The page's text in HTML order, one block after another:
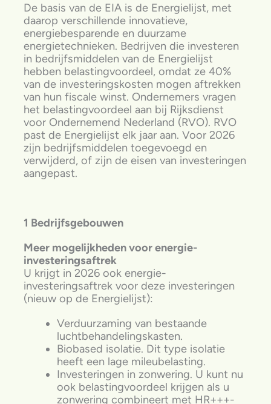
De basis van de EIA is de Energielijst, met
daarop verschillende innovatieve,
energiebesparende en duurzame
energietechnieken. Bedrijven die investeren
in bedrijfsmiddelen van de Energielijst
hebben belastingvoordeel, omdat ze 40%
van de investeringskosten mogen aftrekken
van hun fiscale winst. Ondernemers vragen
het belastingvoordeel aan bij Rijksdienst
voor Ondernemend Nederland (RVO). RVO
past de Energielijst elk jaar aan. Voor 2026
zijn bedrijfsmiddelen toegevoegd en
verwijderd, of zijn de eisen van investeringen
aangepast.
1 Bedrijfsgebouwen
Meer mogelijkheden voor energie-
investeringsaftrek
U krijgt in 2026 ook energie-
investeringsaftrek voor deze investeringen
(nieuw op de Energielijst):
Verduurzaming van bestaande
luchtbehandelingskasten.
Biobased isolatie. Dit type isolatie
heeft een lage mileubelasting.
Investeringen in zonwering. U kunt nu
ook belastingvoordeel krijgen als u
zonwering combineert met HR+++-